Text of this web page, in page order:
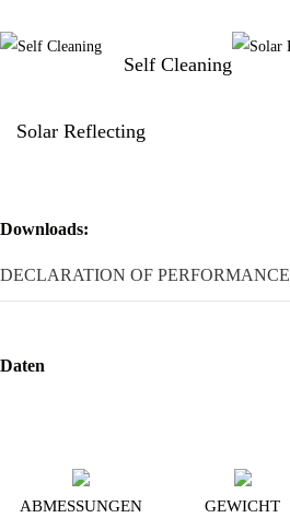
Self Cleaning
Solar Reflecting
Downloads:
DECLARATION OF PERFORMANCE
Daten
ABMESSUNGEN GEWICHT